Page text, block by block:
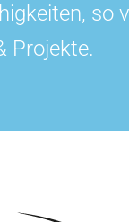
so
Projekte.